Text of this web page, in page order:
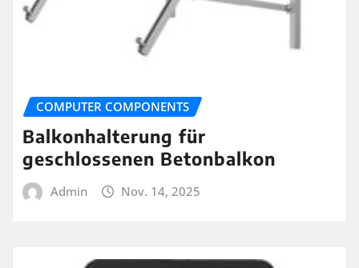
COMPUTER COMPONENTS
Balkonhalterung für
geschlossenen Betonbalkon
Admin Nov. 14, 2025